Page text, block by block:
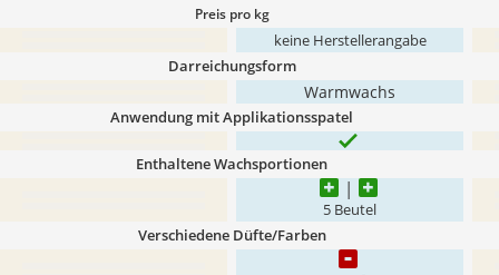
Preis pro kg
keine Herstellerangabe
Darreichungsform
Warmwachs
Anwendung mit Applikationsspatel
Enthaltene Wachsportionen
5 Beutel
Verschiedene Düfte/Farben